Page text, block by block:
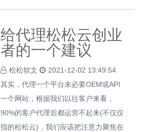
给代理松松云创业
者的一个建议
松松软文
2021-12-02 13:49:54
其实，代理一个平台未必要OEM或API
一个网站，根据我们以往客户来看，
90%的客户代理后都运营不起来(不仅仅
指的松松云)，我们应该把注意力聚焦在